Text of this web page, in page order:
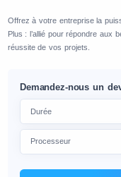
Offrez à votre entreprise la
Plus : l’allié pour répondre aux
réussite de vos projets.
Demandez-nous un